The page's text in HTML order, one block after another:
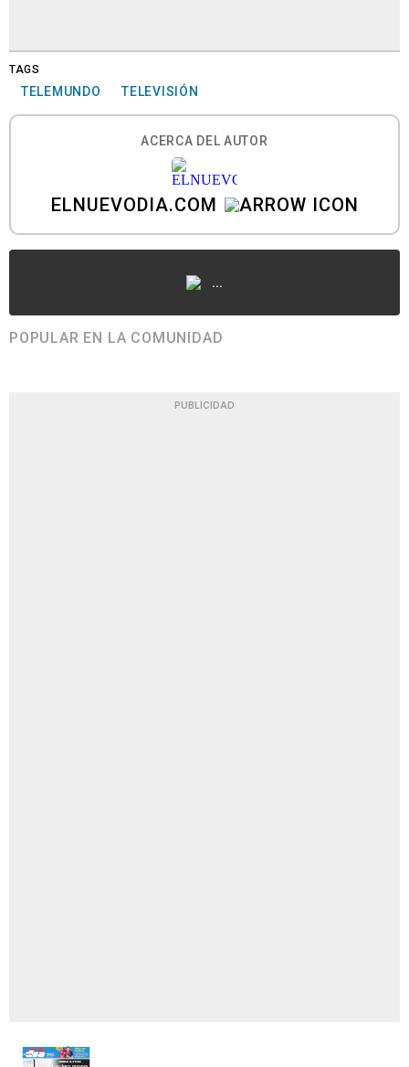
TAGS
TELEMUNDO TELEVISIÓN
ACERCA DEL AUTOR
ELNUEVODIA.COM
...
POPULAR EN LA COMUNIDAD
PUBLICIDAD